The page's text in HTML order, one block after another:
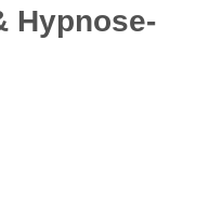
Hypnose-